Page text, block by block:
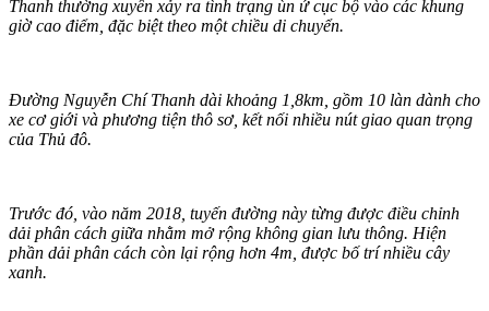
Thanh thường xuyên xảy ra tình trạng ùn ứ cục bộ vào các khung
giờ cao điểm, đặc biệt theo một chiều di chuyển.
Đường Nguyễn Chí Thanh dài khoảng 1,8km, gồm 10 làn dành cho
xe cơ giới và phương tiện thô sơ, kết nối nhiều nút giao quan trọng
của Thủ đô.
Trước đó, vào năm 2018, tuyến đường này từng được điều chỉnh
dải phân cách giữa nhằm mở rộng không gian lưu thông. Hiện
phần dải phân cách còn lại rộng hơn 4m, được bố trí nhiều cây
xanh.